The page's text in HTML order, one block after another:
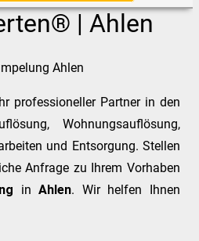
| Ahlen
professioneller Partner in den
Wohnungsauflösung,
und Entsorgung. Stellen
Anfrage zu Ihrem Vorhaben
in Ahlen. Wir helfen Ihnen